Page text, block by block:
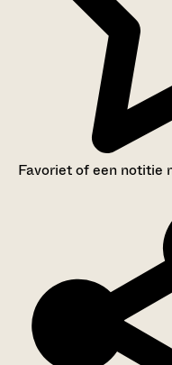
Favoriet of een notitie